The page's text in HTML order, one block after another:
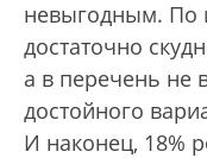
невыгодным. По
достаточно
а в перечень не
достойного
И наконец, 18%